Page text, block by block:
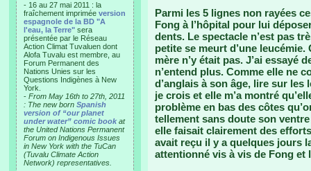
- 16 au 27 mai 2011 : la
fraîchement imprimée version
espagnole de la BD "A
l'eau, la Terre" sera
présentée par le Réseau
Action Climat Tuvaluen dont
Alofa Tuvalu est membre, au
Forum Permanent des
Nations Unies sur les
Questions Indigènes à New
York.
- From May 16th to 27th, 2011
: The new born Spanish
version of “our planet
under water” comic book at
the United Nations Permanent
Forum on Indigenous Issues
in New York with the TuCan
(Tuvalu Climate Action
Network) representatives.
Parmi les 5 lignes non rayées
Fong à l’hôpital pour lui
dents. Le spectacle n’est pas
petite se meurt d’une
mère n’y était pas. J’ai essayé
n’entend plus. Comme elle ne
d’anglais à son âge, lire sur les
je crois et elle m’a montré
problème en bas des côtes
tellement sans doute son
elle faisait clairement des
avait reçu il y a quelques jours
attentionné vis à vis de Fong et